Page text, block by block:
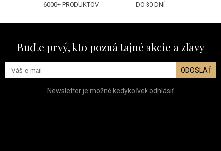
6000+ PRODUKTOV
DO 30 DNÍ
Buďte prvý, kto pozná tajné akcie a zľavy
ODOSLAŤ
Newsletter je možné kedykoľvek odhlásiť